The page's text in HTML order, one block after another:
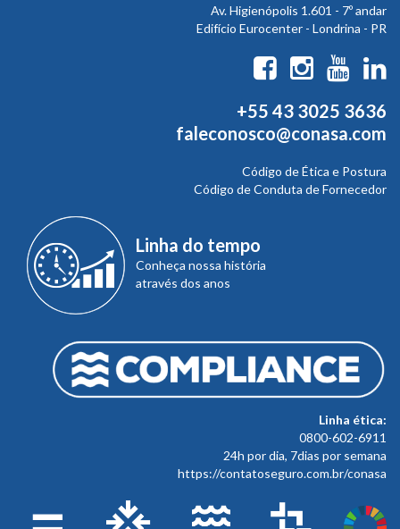
Av. Higienópolis 1.601 - 7º andar
Edifício Eurocenter - Londrina - PR
+55 43 3025 3636
faleconosco@conasa.com
Código de Ética e Postura
Código de Conduta de Fornecedor
Linha do tempo
Conheça nossa história
através dos anos
Linha ética:
0800-602-6911
24h por dia, 7dias por semana
https://contatoseguro.com.br/conasa